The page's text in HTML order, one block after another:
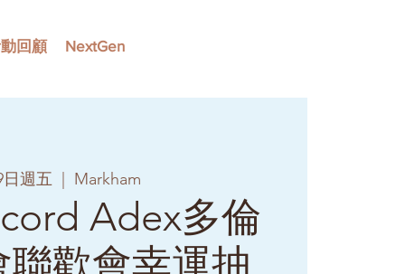
回顧 NextGen
日週五 Markham
Adex多倫
聯歡會幸運抽